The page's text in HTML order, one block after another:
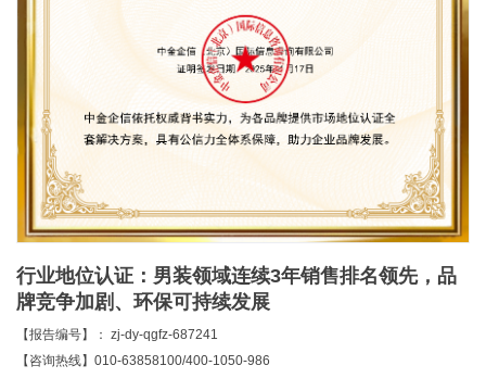
行业地位认证：男装领域连续3年销售排名领先，品
牌竞争加剧、环保可持续发展
【报告编号】： zj-dy-qgfz-687241
【咨询热线】010-63858100/400-1050-986